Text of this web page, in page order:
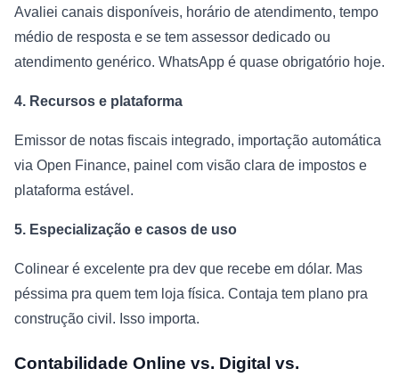
Avaliei canais disponíveis, horário de atendimento, tempo
médio de resposta e se tem assessor dedicado ou
atendimento genérico. WhatsApp é quase obrigatório hoje.
4. Recursos e plataforma
Emissor de notas fiscais integrado, importação automática
via Open Finance, painel com visão clara de impostos e
plataforma estável.
5. Especialização e casos de uso
Colinear é excelente pra dev que recebe em dólar. Mas
péssima pra quem tem loja física. Contaja tem plano pra
construção civil. Isso importa.
Contabilidade Online vs. Digital vs.